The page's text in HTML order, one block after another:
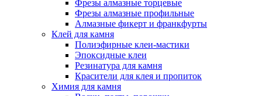
Фрезы алмазные торцевые
Фрезы алмазные профильные
Алмазные фикерт и франкфурты
Клей для камня
Полиэфирные клеи-мастики
Эпоксидные клеи
Резинатура для камня
Красители для клея и пропиток
Химия для камня